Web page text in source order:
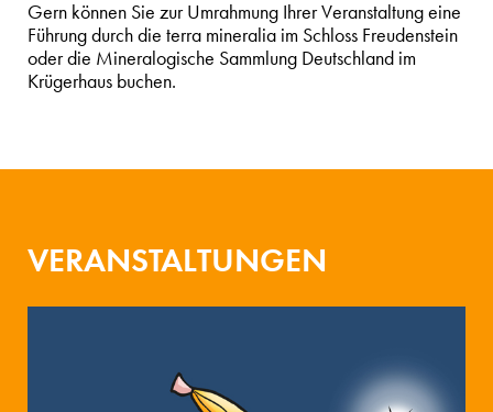
Gern können Sie zur Umrahmung Ihrer Veranstaltung eine
Führung durch die terra mineralia im Schloss Freudenstein
oder die Mineralogische Sammlung Deutschland im
Krügerhaus buchen.
VERANSTALTUNGEN